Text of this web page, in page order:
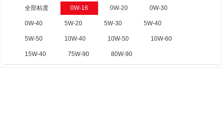
全部粘度 0W-16 0W-20 0W-30
0W-40 5W-20 5W-30 5W-40
5W-50 10W-40 10W-50 10W-60
15W-40 75W-90 80W-90